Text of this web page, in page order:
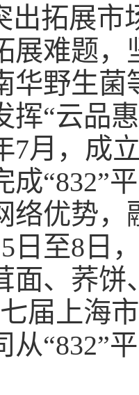
出拓展
展难题，
华野生菌
挥“云品
7月，成
成“832”
络优势，
日至8日
面、荞饼
届上海
从“832”